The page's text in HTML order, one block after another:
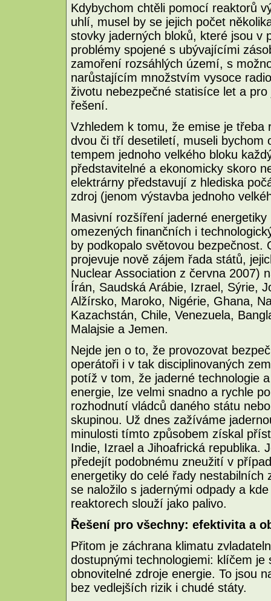
Kdybychom chtěli pomocí reaktorů
uhlí, musel by se jejich počet
stovky jaderných bloků, které jsou v
problémy spojené s ubývajícími
zamoření rozsáhlých území, s
narůstajícím množstvím vysoce
životu nebezpečné statisíce let a
řešení.
Vzhledem k tomu, že emise je
dvou či tří desetiletí, museli bychom
tempem jednoho velkého bloku
představitelné a ekonomicky skoro
elektrárny představují z hlediska
zdroj (jenom výstavba jednoho
Masivní rozšíření jaderné
omezených finančních i
by podkopalo světovou
projevuje nově zájem řada států,
Nuclear Association z června 2007)
Írán, Saudská Arábie, Izrael, Sýrie,
Alžírsko, Maroko, Nigérie, Ghana,
Kazachstán, Chile, Venezuela,
Malajsie a Jemen.
Nejde jen o to, že provozovat
operátoři i v tak disciplinovaných
potíž v tom, že jaderné technologie
energie, lze velmi snadno a rychle
rozhodnutí vládců daného státu
skupinou. Už dnes zažíváme
minulosti tímto způsobem získal
Indie, Izrael a Jihoafrická republika.
předejít podobnému zneužití v
energetiky do celé řady
se naložilo s jadernými odpady a
reaktorech slouží jako palivo.
Řešení pro všechny: efektivita a
Přitom je záchrana klimatu
dostupnými technologiemi: klíčem
obnovitelné zdroje energie. To jsou
bez vedlejších rizik i chudé státy.